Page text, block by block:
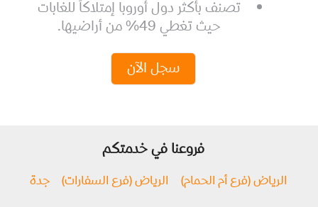
تصنف بأكثر دول أوروبا إمتلاكاً للغابات
حيث تغطي 49% من أراضيها.
سجل الآن
فروعنا في خدمتكم
الرياض (فرع أم الحمام) الرياض (فرع السفارات) جدة